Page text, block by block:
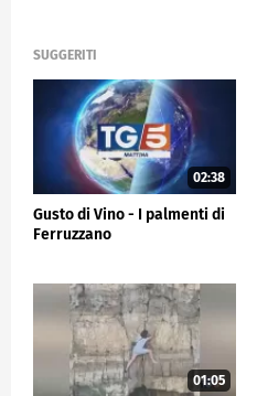
SUGGERITI
02:38
Gusto di Vino - I palmenti di
Ferruzzano
01:05